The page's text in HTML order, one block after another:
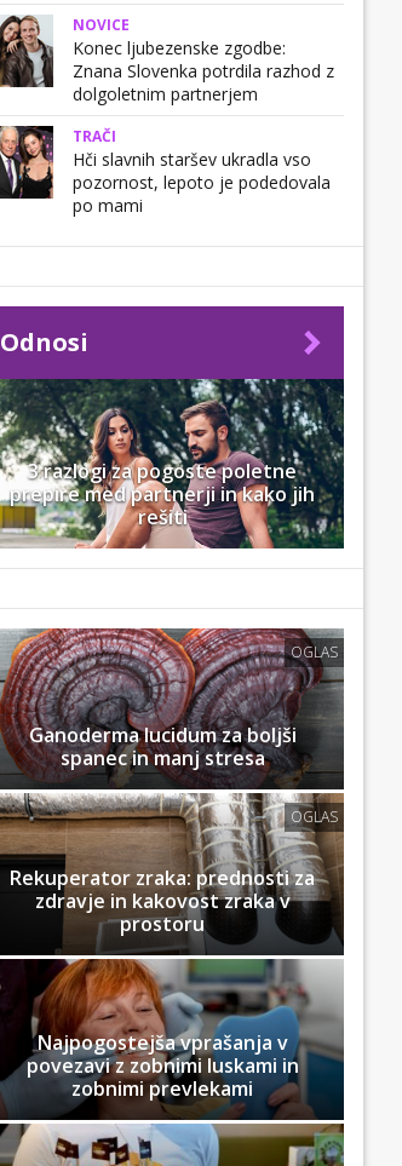
NOVICE
Konec ljubezenske zgodbe:
Znana Slovenka potrdila razhod z
dolgoletnim partnerjem
TRAČI
Hči slavnih staršev ukradla vso
pozornost, lepoto je podedovala
po mami
Odnosi
3 razlogi za pogoste poletne
prepire med partnerji in kako jih
rešiti
OGLAS
Ganoderma lucidum za boljši
spanec in manj stresa
OGLAS
Rekuperator zraka: prednosti za
zdravje in kakovost zraka v
prostoru
Najpogostejša vprašanja v
povezavi z zobnimi luskami in
zobnimi prevlekami